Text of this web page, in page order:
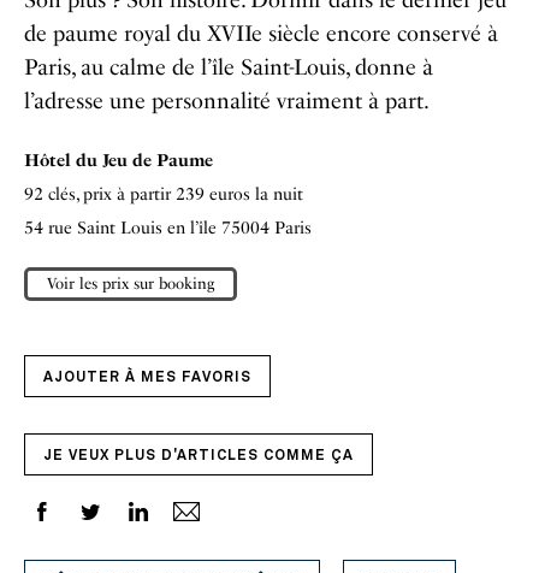
de paume royal du XVIIe siècle encore conservé à
Paris, au calme de l’île Saint-Louis, donne à
l’adresse une personnalité vraiment à part.
Hôtel du Jeu de Paume
92 clés, prix à partir 239 euros la nuit
54 rue Saint Louis en l’île 75004 Paris
Voir les prix sur booking
AJOUTER À MES FAVORIS
JE VEUX PLUS D'ARTICLES COMME ÇA